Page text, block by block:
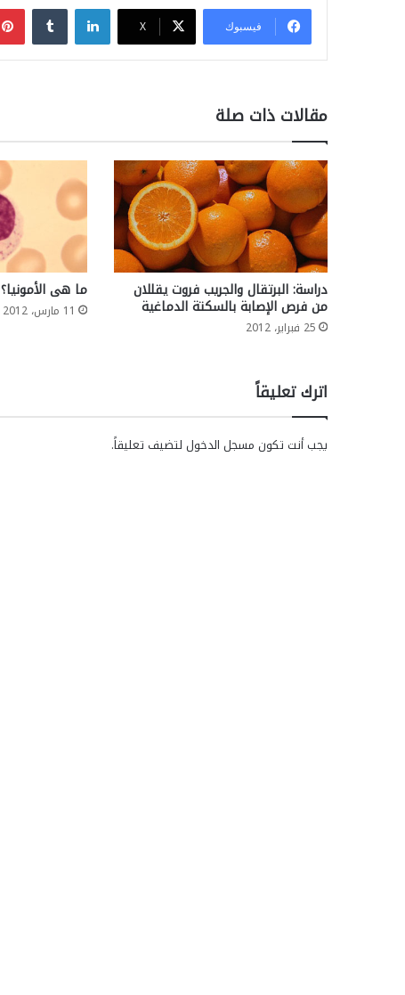
فيسبوك ‫X
لينكدإن
مقالات ذات صلة
دراسة: البرتقال والجريب فروت يقللان
من فرص الإصابة بالسكتة الدماغية
25 فبراير، 2012
ما هى الأمونيا؟
11 مارس، 2012
اترك تعليقاً
يجب أنت تكون مسجل الدخول لتضيف تعليقاً.